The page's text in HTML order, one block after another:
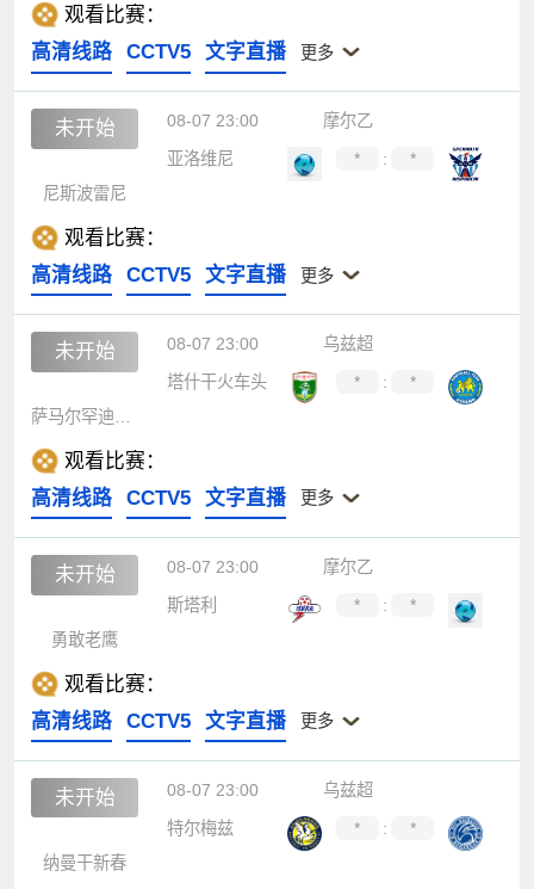
观看比赛：
高清线路
CCTV5 文字直播 更多
未开始 08-07 23:00
摩尔乙
亚洛维尼
* :
*
尼斯波雷尼
观看比赛：
高清线路
CCTV5 文字直播 更多
未开始 08-07 23:00
乌兹超
塔什干火车头
* :
*
观看比赛：
高清线路
CCTV5 文字直播 更多
未开始 08-07 23:00
摩尔乙
斯塔利
* :
*
勇敢老鹰
观看比赛：
高清线路
CCTV5 文字直播 更多
未开始 08-07 23:00
乌兹超
特尔梅兹
* :
*
纳曼干新春